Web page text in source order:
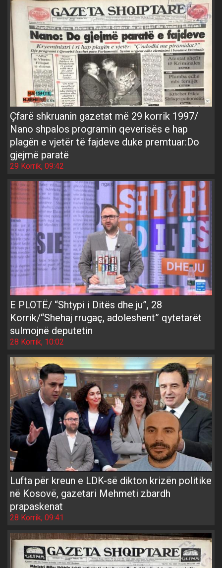
Çfarë shkruanin gazetat më 29 korrik 1997/
Nano shpalos programin qeverisës e hap
plagën e vjetër të fajdeve duke premtuar:Do
gjejmë paratë
29 Korrik, 09:42
E PLOTË/ “Shtypi i Ditës dhe ju”, 28
Korrik/“Shehaj rrugaç, adoleshent” qytetarët
sulmojnë deputetin
28 Korrik, 10:02
Lufta për kreun e LDK-së dikton krizën politike
në Kosovë, gazetari Mehmeti zbardh
prapaskenat
28 Korrik, 09:41